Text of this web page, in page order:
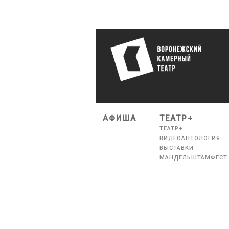
АФИША ТЕАТР+
ТЕАТР+
ВИДЕОАНТОЛОГИЯ
ВЫСТАВКИ
МАНДЕЛЬШТАМФЕСТ